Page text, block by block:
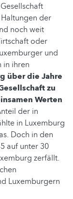
der
noch weit
oder
und
in ihren
über die Jahre
zu
Werten
der in
in Luxemburg
Doch in den
auf unter 30
zerfällt.
Luxemburgern